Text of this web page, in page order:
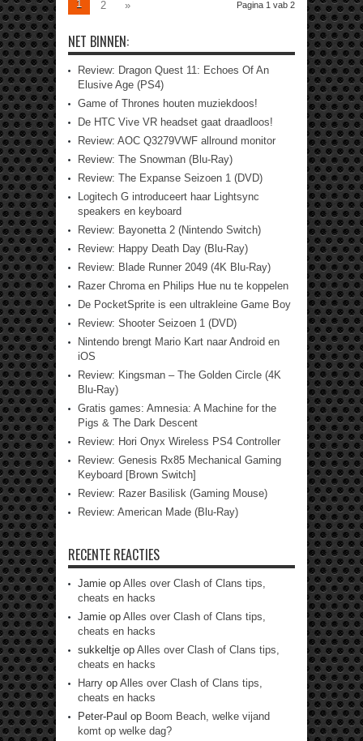
Pagina 1 vab 2
1 2 »
NET BINNEN:
Review: Dragon Quest 11: Echoes Of An
Elusive Age (PS4)
Game of Thrones houten muziekdoos!
De HTC Vive VR headset gaat draadloos!
Review: AOC Q3279VWF allround monitor
Review: The Snowman (Blu-Ray)
Review: The Expanse Seizoen 1 (DVD)
Logitech G introduceert haar Lightsync
speakers en keyboard
Review: Bayonetta 2 (Nintendo Switch)
Review: Happy Death Day (Blu-Ray)
Review: Blade Runner 2049 (4K Blu-Ray)
Razer Chroma en Philips Hue nu te koppelen
De PocketSprite is een ultrakleine Game Boy
Review: Shooter Seizoen 1 (DVD)
Nintendo brengt Mario Kart naar Android en
iOS
Review: Kingsman – The Golden Circle (4K
Blu-Ray)
Gratis games: Amnesia: A Machine for the
Pigs & The Dark Descent
Review: Hori Onyx Wireless PS4 Controller
Review: Genesis Rx85 Mechanical Gaming
Keyboard [Brown Switch]
Review: Razer Basilisk (Gaming Mouse)
Review: American Made (Blu-Ray)
RECENTE REACTIES
Jamie op Alles over Clash of Clans tips,
cheats en hacks
Jamie op Alles over Clash of Clans tips,
cheats en hacks
sukkeltje op Alles over Clash of Clans tips,
cheats en hacks
Harry op Alles over Clash of Clans tips,
cheats en hacks
Peter-Paul op Boom Beach, welke vijand
komt op welke dag?